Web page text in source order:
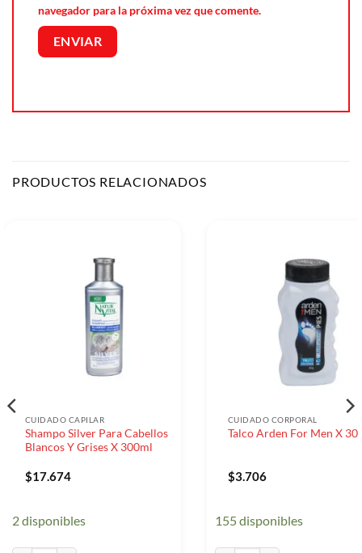
navegador para la próxima vez que comente.
PRODUCTOS RELACIONADOS
CUIDADO CAPILAR
Shampo Silver Para Cabellos
Blancos Y Grises X 300ml
$17.674
2 disponibles
CUIDADO CORPORAL
Talco Arden For Men X
$3.706
155 disponibles